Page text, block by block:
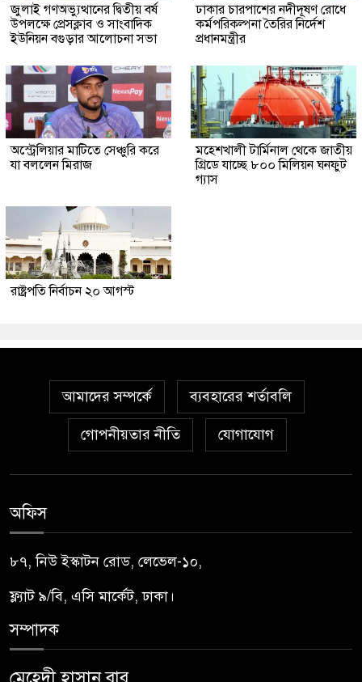
জুলাই গণঅভ্যুত্থানের দ্বিতীয় বর্ষ
উপলক্ষে প্রেসক্লাব ও সাংবাদিক
ইউনিয়ন বগুড়ার আলোচনা সভা
ঢাকার চারপাশের নদীদূষণ রোধে
কর্মপরিকল্পনা তৈরির নির্দেশ
প্রধানমন্ত্রীর
অস্ট্রেলিয়ার মাটিতে সেঞ্চুরি করে
যা বললেন মিরাজ
মহেশখালী টার্মিনাল থেকে জাতীয়
গ্রিডে যাচ্ছে ৮০০ মিলিয়ন ঘনফুট
গ্যাস
রাষ্ট্রপতি নির্বাচন ২০ আগস্ট
আমাদের সম্পর্কে ব্যবহারের শর্তাবলি
গোপনীয়তার নীতি যোগাযোগ
অফিস
৮৭, নিউ ইস্কাটন রোড, লেভেল-১০,
ফ্ল্যাট ৯/বি, এসি মার্কেট, ঢাকা।
সম্পাদক
মেহেদী হাসান বাবু